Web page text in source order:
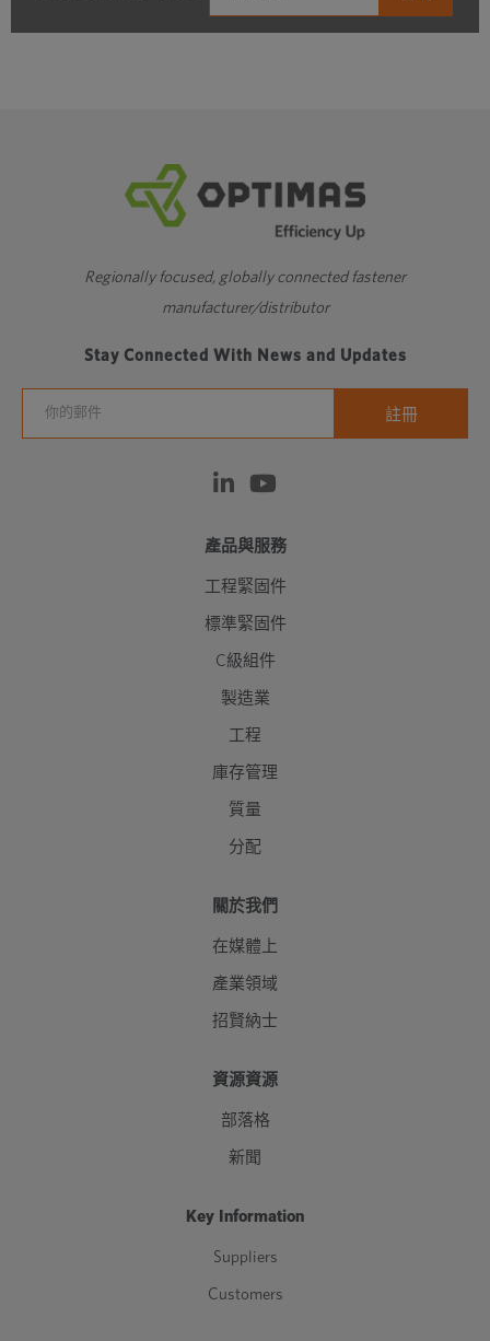
Regionally focused, globally connected fastener
manufacturer/distributor
Stay Connected With News and Updates
產品與服務
工程緊固件
標準緊固件
C級組件
製造業
工程
庫存管理
質量
分配
關於我們
在媒體上
產業領域
招賢納士
資源資源
部落格
新聞
Key Information
Suppliers
Customers